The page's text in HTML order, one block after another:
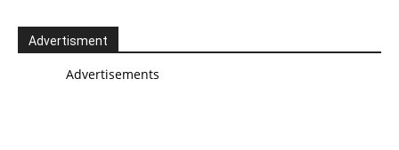
Advertisment
Advertisements